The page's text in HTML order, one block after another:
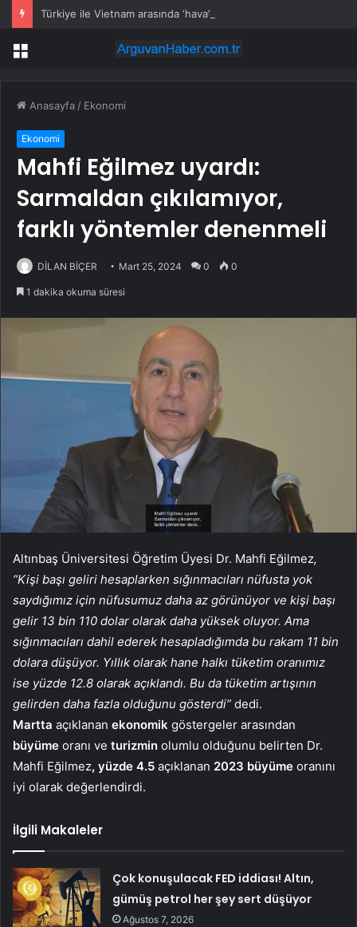
Menü
Anasayfa / Ekonomi
Ekonomi
Mahfi Eğilmez uyardı:
Sarmaldan çıkılamıyor,
farklı yöntemler denenmeli
DİLAN BİÇER Mart 25, 2024 0 0
1 dakika okuma süresi
Altınbaş Üniversitesi Öğretim Üyesi Dr. Mahfi Eğilmez,
“Kişi başı geliri hesaplarken sığınmacıları nüfusta yok
saydığımız için nüfusumuz daha az görünüyor ve kişi başı
gelir 13 bin 110 dolar olarak daha yüksek oluyor. Ama
sığınmacıları dahil ederek hesapladığımda bu rakam 11 bin
dolara düşüyor. Yıllık olarak hane halkı tüketim oranımız
ise yüzde 12.8 olarak açıklandı. Bu da tüketim artışının
gelirden daha fazla olduğunu gösterdi” dedi.
Martta açıklanan ekonomik göstergeler arasından
büyüme oranı ve turizmin olumlu olduğunu belirten Dr.
Mahfi Eğilmez, yüzde 4.5 açıklanan 2023 büyüme oranını
iyi olarak değerlendirdi.
İlgili Makaleler
Çok konuşulacak FED iddiası! Altın,
gümüş petrol her şey sert düşüyor
Ağustos 7, 2026